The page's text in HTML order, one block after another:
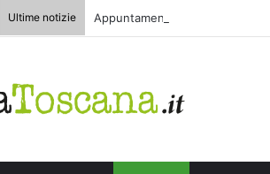
Ultime notizie Appuntamenti letterari Festa de